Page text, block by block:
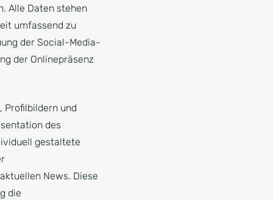
Alle Daten stehen
umfassend zu
der Social-Media-
der Onlinepräsenz
Profilbildern und
des
gestaltete
News. Diese
die